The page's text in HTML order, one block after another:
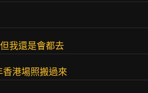
我還是會都去
港場照搬過來